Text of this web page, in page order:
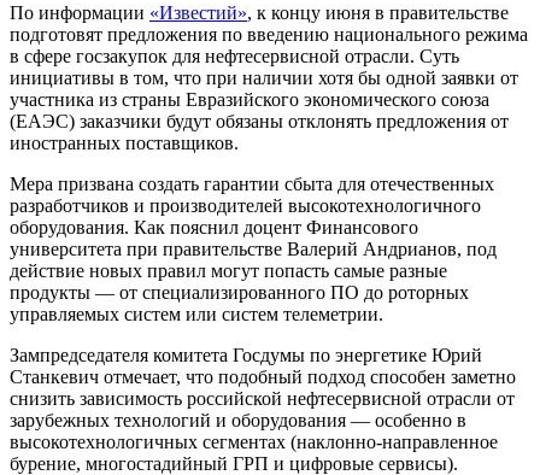
По информации «Известий», к концу июня в правительстве
подготовят предложения по введению национального режима
в сфере госзакупок для нефтесервисной отрасли. Суть
инициативы в том, что при наличии хотя бы одной заявки от
участника из страны Евразийского экономического союза
(ЕАЭС) заказчики будут обязаны отклонять предложения от
иностранных поставщиков.
Мера призвана создать гарантии сбыта для отечественных
разработчиков и производителей высокотехнологичного
оборудования. Как пояснил доцент Финансового
университета при правительстве Валерий Андрианов, под
действие новых правил могут попасть самые разные
продукты — от специализированного ПО до роторных
управляемых систем или систем телеметрии.
Зампредседателя комитета Госдумы по энергетике Юрий
Станкевич отмечает, что подобный подход способен заметно
снизить зависимость российской нефтесервисной отрасли от
зарубежных технологий и оборудования — особенно в
высокотехнологичных сегментах (наклонно‑направленное
бурение, многостадийный ГРП и цифровые сервисы).